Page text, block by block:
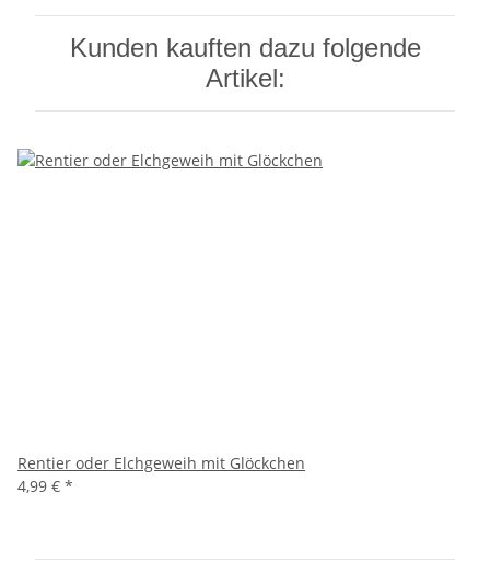
Kunden kauften dazu folgende
Artikel:
Rentier oder Elchgeweih mit Glöckchen
4,99 € *